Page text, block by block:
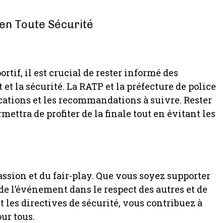
Toute Sécurité
il est crucial de rester informé des
la sécurité. La RATP et la préfecture de police
et les recommandations à suivre. Rester
de profiter de la finale tout en évitant les
et du fair-play. Que vous soyez supporter
l’événement dans le respect des autres et de
directives de sécurité, vous contribuez à
tous.